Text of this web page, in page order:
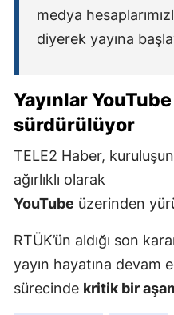
medya
diyerek yayına
Yayınlar
sürdürülüyor
TELE2 Haber,
ağırlıklı olarak
YouTube üzerinden
RTÜK’ün aldığı son
yayın hayatına devam
sürecinde kritik bir